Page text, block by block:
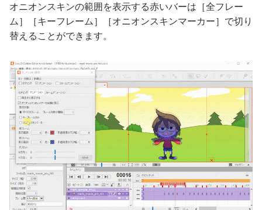
オニオンスキンの範囲を表示する赤いバーは［全フレー
ム］［キーフレーム］［オニオンスキンマーカー］で切り
替えることができます。